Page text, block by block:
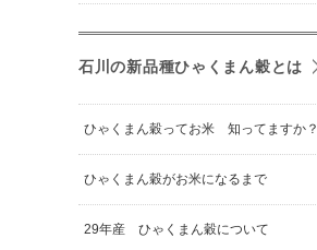
石川の新品種ひゃくまん穀とは
ひゃくまん穀ってお米 知ってますか？
ひゃくまん穀がお米になるまで
29年産 ひゃくまん穀について